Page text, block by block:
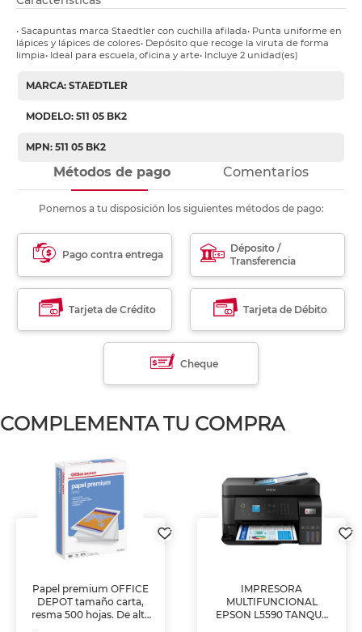
• Sacapuntas marca Staedtler con cuchilla afilada• Punta uniforme en
lápices y lápices de colores• Depósito que recoge la viruta de forma
limpia• Ideal para escuela, oficina y arte• Incluye 2 unidad(es)
MARCA: STAEDTLER
MODELO: 511 05 BK2
MPN: 511 05 BK2
Métodos de pago Comentarios
Ponemos a tu disposición los siguientes métodos de pago:
Pago contra entrega
Déposito /
Transferencia
Tarjeta de Crédito Tarjeta de Débito
Cheque
COMPLEMENTA TU COMPRA
Papel premium OFFICE
DEPOT tamaño carta,
resma 500 hojas. De alta
IMPRESORA
MULTIFUNCIONAL
EPSON L5590 TANQUE